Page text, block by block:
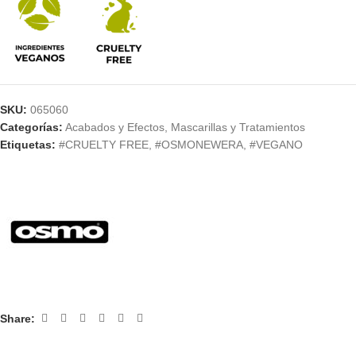
SKU: 065060
Categorías: Acabados y Efectos, Mascarillas y Tratamientos
Etiquetas: #CRUELTY FREE, #OSMONEWERA, #VEGANO
Share: